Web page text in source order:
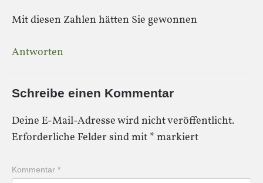
Mit diesen Zahlen hätten Sie gewonnen
Antworten
Schreibe einen Kommentar
Deine E-Mail-Adresse wird nicht veröffentlicht.
Erforderliche Felder sind mit * markiert
Kommentar *